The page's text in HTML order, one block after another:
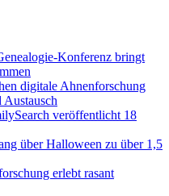
Konferenz bringt
digitale Ahnenforschung
veröffentlicht 18
über Halloween zu über 1,5
erlebt rasant